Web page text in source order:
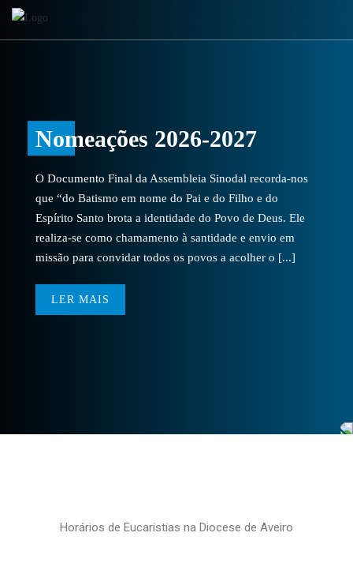
Nomeações 2026-2027
O Documento Final da Assembleia Sinodal recorda-nos
que “do Batismo em nome do Pai e do Filho e do
Espírito Santo brota a identidade do Povo de Deus. Ele
realiza-se como chamamento à santidade e envio em
missão para convidar todos os povos a acolher o [...]
LER MAIS
Horários de Eucaristias na Diocese de Aveiro